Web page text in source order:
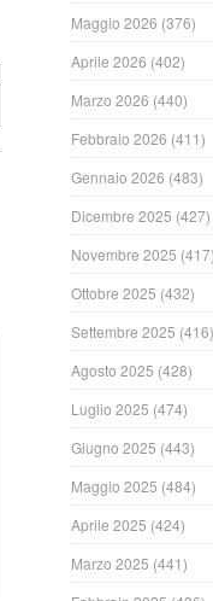
Maggio 2026 (376)
Aprile 2026 (402)
Marzo 2026 (440)
Febbraio 2026 (411)
Gennaio 2026 (483)
Dicembre 2025 (427)
Novembre 2025 (417)
Ottobre 2025 (432)
Settembre 2025 (416)
Agosto 2025 (428)
Luglio 2025 (474)
Giugno 2025 (443)
Maggio 2025 (484)
Aprile 2025 (424)
Marzo 2025 (441)